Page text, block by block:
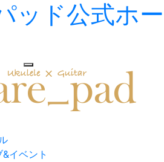
toggle navigation
イベント